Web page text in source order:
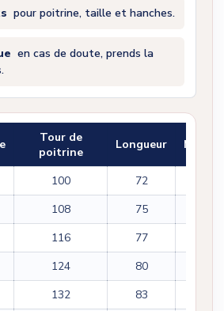
pour poitrine, taille et hanches.
en cas de doute, prends la
Tour de
poitrine
Longueur
100 72
108 75
116 77
124 80
132 83